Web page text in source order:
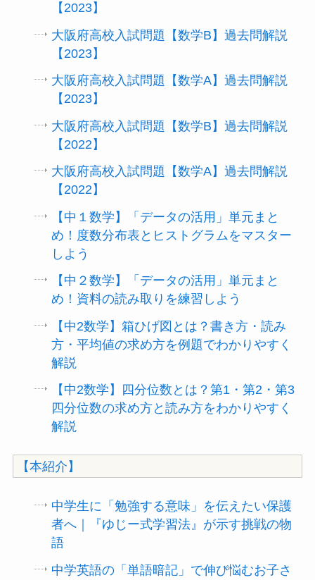
【2023】
大阪府高校入試問題【数学B】過去問解説
【2023】
大阪府高校入試問題【数学A】過去問解説
【2023】
大阪府高校入試問題【数学B】過去問解説
【2022】
大阪府高校入試問題【数学A】過去問解説
【2022】
【中１数学】「データの活用」単元まと
め！度数分布表とヒストグラムをマスター
しよう
【中２数学】「データの活用」単元まと
め！資料の読み取りを練習しよう
【中2数学】箱ひげ図とは？書き方・読み
方・平均値の求め方を例題でわかりやすく
解説
【中2数学】四分位数とは？第1・第2・第3
四分位数の求め方と読み方をわかりやすく
解説
【本紹介】
中学生に「勉強する意味」を伝えたい保護
者へ｜『ゆじー式学習法』が示す挑戦の物
語
中学英語の「単語暗記」で伸び悩むお子さ